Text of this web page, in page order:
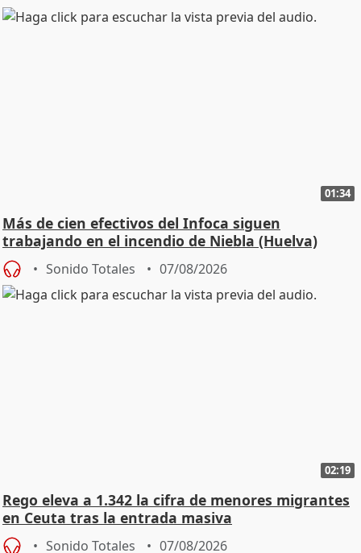
01:34
Más de cien efectivos del Infoca siguen
trabajando en el incendio de Niebla (Huelva)
Sonido Totales 07/08/2026
02:19
Rego eleva a 1.342 la cifra de menores migrantes
en Ceuta tras la entrada masiva
Sonido Totales 07/08/2026